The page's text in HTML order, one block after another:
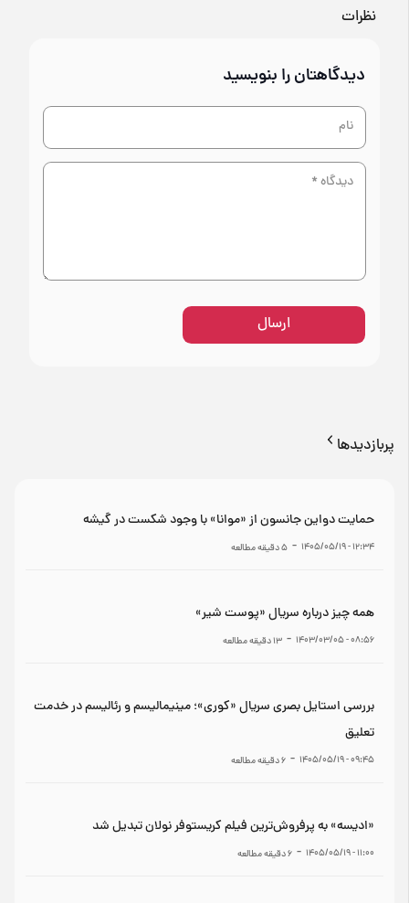
نظرات
دیدگاهتان را بنویسید
ارسال
پربازدیدها
حمایت دواین جانسون از «موانا» با وجود شکست در گیشه
۱۲:۳۴ - ۱۴۰۵/۰۵/۱۹ -
5دقیقه مطالعه
همه چیز درباره سریال «پوست شیر»
۰۸:۵۶ - ۱۴۰۳/۰۳/۰۵ -
13دقیقه مطالعه
بررسی استایل بصری سریال «کوری»؛ مینیمالیسم و رئالیسم در خدمت
تعلیق
۰۹:۴۵ - ۱۴۰۵/۰۵/۱۹ -
6دقیقه مطالعه
«ادیسه» به پرفروش‌ترین فیلم کریستوفر نولان تبدیل شد
۱۱:۰۰ - ۱۴۰۵/۰۵/۱۹ -
6دقیقه مطالعه